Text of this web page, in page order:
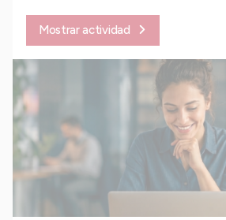
Mostrar actividad